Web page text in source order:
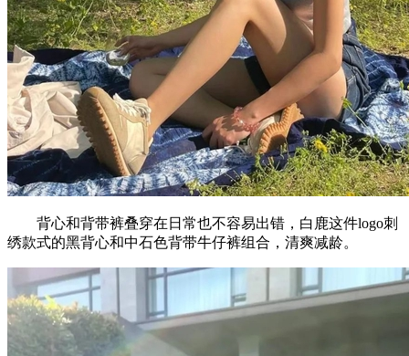
背心和背带裤叠穿在日常也不容易出错，白鹿这件logo刺
绣款式的黑背心和中石色背带牛仔裤组合，清爽减龄。